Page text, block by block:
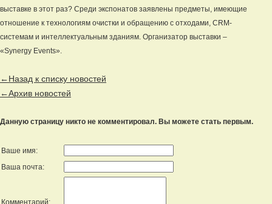
выставке в этот раз? Среди экспонатов заявлены предметы, имеющие
отношение к технологиям очистки и обращению с отходами, CRM-
системам и интеллектуальным зданиям. Организатор выставки –
«Synergy Events».
←Назад к списку новостей
←Архив новостей
Данную страницу никто не комментировал. Вы можете стать первым.
Ваше имя:
Ваша почта:
Комментарий: